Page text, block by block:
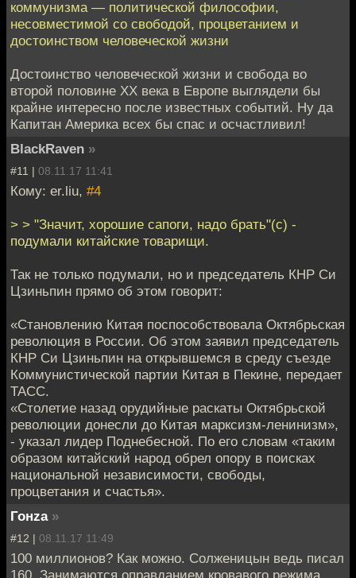
коммунизма — политической философии,
несовместимой со свободой, процветанием и
достоинством человеческой жизни
Достоинство человеческой жизни и свобода во
второй половине XX века в Европе выглядели бы
крайне интересно после известных событий. Ну да
Капитан Америка всех бы спас и осчастливил!
BlackRaven »
#11 | 08.11.17 11:41
Кому: er.liu, #4
> > "Значит, хорошие сапоги, надо брать"(с) -
подумали китайские товарищи.
Так не только подумали, но и председатель КНР Си
Цзиньпин прямо об этом говорит:
«Становлению Китая поспособствовала Октябрьская
революция в России. Об этом заявил председатель
КНР Си Цзиньпин на открывшемся в среду съезде
Коммунистической партии Китая в Пекине, передает
ТАСС.
«Столетие назад орудийные раскаты Октябрьской
революции донесли до Китая марксизм-ленинизм»,
- указал лидер Поднебесной. По его словам «таким
образом китайский народ обрел опору в поисках
национальной независимости, свободы,
процветания и счастья».
Гонzа »
#12 | 08.11.17 11:49
100 миллионов? Как можно. Солженицын ведь писал
160. Занимаются оправданием кровавого режима.